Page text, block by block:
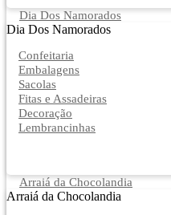
Dia Dos Namorados
Dia Dos Namorados
Confeitaria
Embalagens
Sacolas
Fitas e Assadeiras
Decoração
Lembrancinhas
Arraiá da Chocolandia
Arraiá da Chocolandia